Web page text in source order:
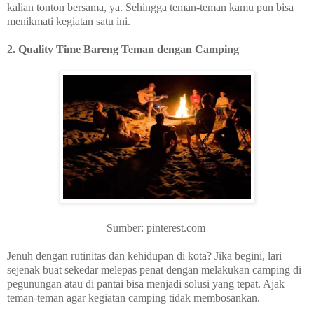
kalian tonton bersama, ya. Sehingga teman-teman kamu pun bisa
menikmati kegiatan satu ini.
2. Quality Time Bareng Teman dengan Camping
Sumber: pinterest.com
Jenuh dengan rutinitas dan kehidupan di kota? Jika begini, lari
sejenak buat sekedar melepas penat dengan melakukan camping di
pegunungan atau di pantai bisa menjadi solusi yang tepat. Ajak
teman-teman agar kegiatan camping tidak membosankan.